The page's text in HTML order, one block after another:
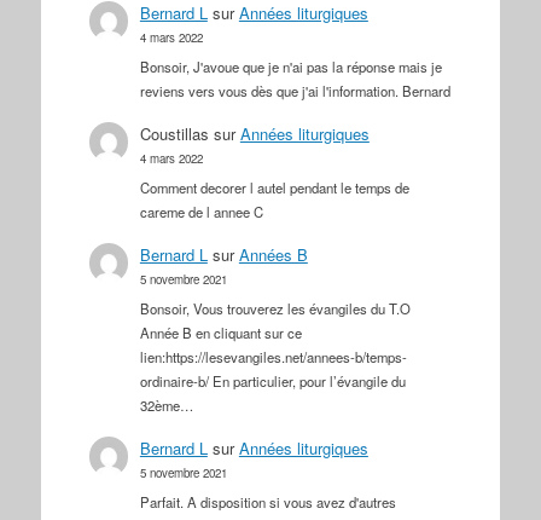
Bernard LsurAnnées liturgiques
4 mars 2022
Bonsoir, J'avoue que je n'ai pas la réponse mais je
reviens vers vous dès que j'ai l'information. Bernard
Coustillas surAnnées liturgiques
4 mars 2022
Comment decorer l autel pendant le temps de
careme de l annee C
Bernard LsurAnnées B
5 novembre 2021
Bonsoir, Vous trouverez les évangiles du T.O
Année B en cliquant sur ce
lien:https://lesevangiles.net/annees-b/temps-
ordinaire-b/ En particulier, pour l’évangile du
32ème…
Bernard LsurAnnées liturgiques
5 novembre 2021
Parfait. A disposition si vous avez d'autres